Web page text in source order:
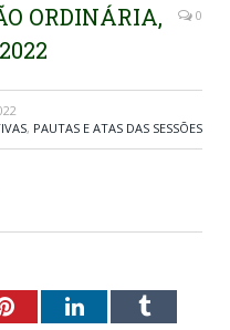
ORDINÁRIA,
0
, PAUTAS E ATAS DAS SESSÕES
PinterestLinkedInTumblr